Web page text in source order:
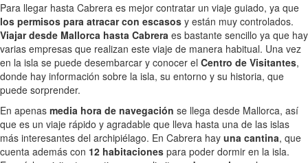
Para llegar hasta Cabrera es mejor contratar un viaje guiado, ya que
los permisos para atracar con escasos y están muy controlados.
Viajar desde Mallorca hasta Cabrera es bastante sencillo ya que hay
varias empresas que realizan este viaje de manera habitual. Una vez
en la isla se puede desembarcar y conocer el Centro de Visitantes,
donde hay información sobre la isla, su entorno y su historia, que
puede sorprender.
En apenas media hora de navegación se llega desde Mallorca, así
que es un viaje rápido y agradable que lleva hasta una de las islas
más interesantes del archipiélago. En Cabrera hay una cantina, que
cuenta además con 12 habitaciones para poder dormir en la isla.